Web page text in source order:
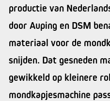
productie van
door Auping en DSM
materiaal voor de
snijden. Dat gesneden
gewikkeld op kleinere
mondkapjesmachine